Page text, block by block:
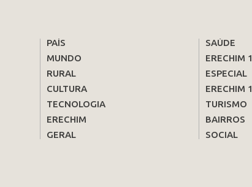
PAÍS
MUNDO
RURAL
CULTURA
TECNOLOGIA
ERECHIM
GERAL
SAÚDE
ERECHIM
ESPECIAL
ERECHIM
TURISMO
BAIRROS
SOCIAL